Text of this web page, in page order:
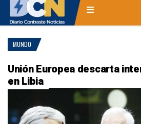
MUNDO
Unión Europea descarta
en Libia